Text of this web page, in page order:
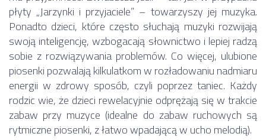
płyty „Jarzynki i przyjaciele” – towarzyszy jej muzyka.
Ponadto dzieci, które często słuchają muzyki rozwijają
swoją inteligencję, wzbogacają słownictwo i lepiej radzą
sobie z rozwiązywania problemów. Co więcej, ulubione
piosenki pozwalają kilkulatkom w rozładowaniu nadmiaru
energii w zdrowy sposób, czyli poprzez taniec. Każdy
rodzic wie, że dzieci rewelacyjnie odprężają się w trakcie
zabaw przy muzyce (idealne do zabaw ruchowych są
rytmiczne piosenki, z łatwo wpadającą w ucho melodią).